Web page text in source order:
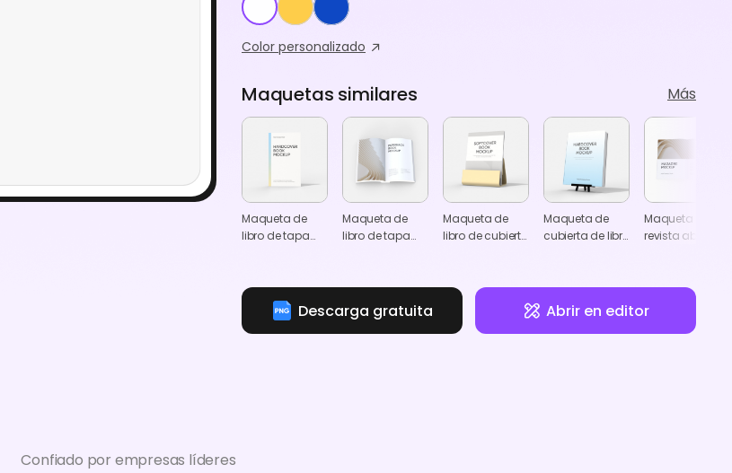
Color personalizado
Maquetas similares Más
Maqueta de
libro de tapa
Maqueta de
libro de tapa
Maqueta de
libro de cubierta
Maqueta de
cubierta de libro
Maqueta de
revista abierta
Descarga gratuita Abrir en editor
Confiado por empresas líderes